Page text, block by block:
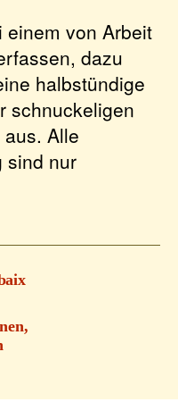
von Arbeit
dazu
halbstündige
schnuckeligen
Alle
sind nur